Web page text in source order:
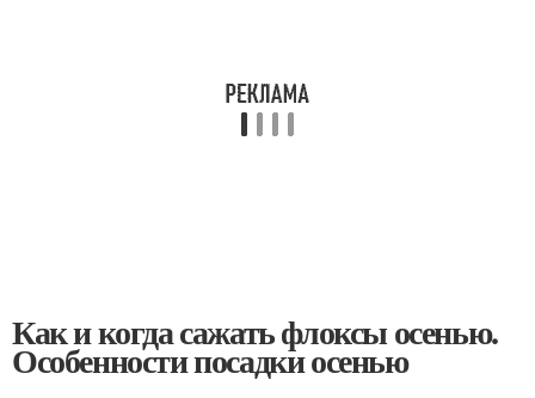
Как и когда сажать флоксы осенью.
Особенности посадки осенью